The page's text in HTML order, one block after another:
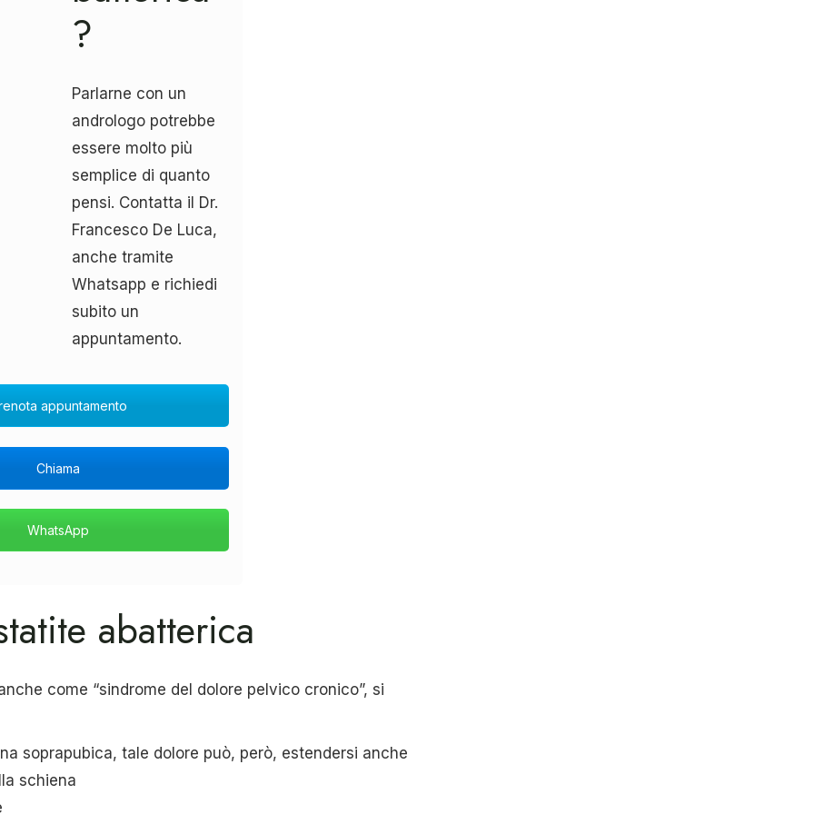
?
Parlarne con un
andrologo potrebbe
essere molto più
semplice di quanto
pensi. Contatta il Dr.
Francesco De Luca,
anche tramite
Whatsapp e richiedi
subito un
appuntamento.
appuntamento
Chiama
WhatsApp
abatterica
come “sindrome del dolore pelvico cronico”, si
soprapubica, tale dolore può, però, estendersi anche
schiena